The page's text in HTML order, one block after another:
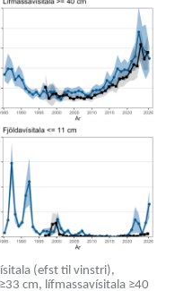
(efst til vinstri),
cm, lífmassavísitala ≥40